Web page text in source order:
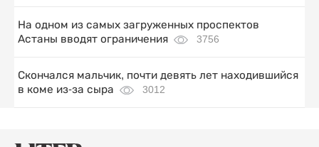
На одном из самых загруженных проспектов
Астаны вводят ограничения
3756
Скончался мальчик, почти девять лет находившийся
в коме из-за сыра
3012